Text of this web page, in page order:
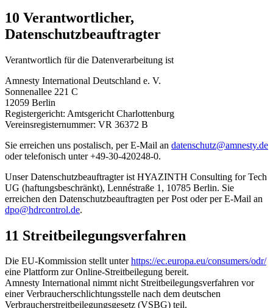
10 Verantwortlicher,
Datenschutzbeauftragter
Verantwortlich für die Datenverarbeitung ist
Amnesty International Deutschland e. V.
Sonnenallee 221 C
12059 Berlin
Registergericht: Amtsgericht Charlottenburg
Vereinsregisternummer: VR 36372 B
Sie erreichen uns postalisch, per E-Mail an datenschutz@amnesty.de
oder telefonisch unter +49-30-420248-0.
Unser Datenschutzbeauftragter ist HYAZINTH Consulting for Tech
UG (haftungsbeschränkt), Lennéstraße 1, 10785 Berlin. Sie
erreichen den Datenschutzbeauftragten per Post oder per E-Mail an
dpo@hdrcontrol.de.
11 Streitbeilegungsverfahren
Die EU-Kommission stellt unterhttps://ec.europa.eu/consumers/odr/
eine Plattform zur Online-Streitbeilegung bereit.
Amnesty International nimmt nicht Streitbeilegungsverfahren vor
einer Verbraucherschlichtungsstelle nach dem deutschen
Verbraucherstreitbeilegungsgesetz (VSBG) teil.